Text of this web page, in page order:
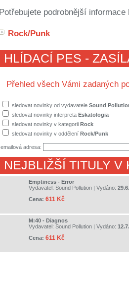
Potřebujete podrobnější
Rock/Punk
HLÍDACÍ PES -
Přehled všech Vámi zadaných
sledovat novinky od vydavatele Sound
sledovat novinky interpreta Eskatologia
sledovat novinky v kategorii Rock
sledovat novinky v oddělení Rock/Punk
emailová adresa:
NEJBLIŽŠÍ TITULY V
Emptiness - Error
Vydavatel: Sound Pollution | Vydáno:
Cena: 611 Kč
M:40 - Diagnos
Vydavatel: Sound Pollution | Vydáno:
Cena: 611 Kč